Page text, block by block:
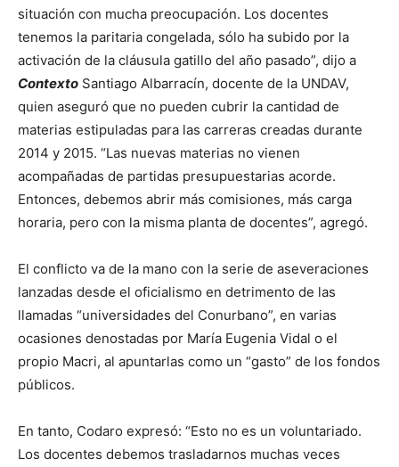
situación con mucha preocupación. Los docentes
tenemos la paritaria congelada, sólo ha subido por la
activación de la cláusula gatillo del año pasado”, dijo a
Contexto Santiago Albarracín, docente de la UNDAV,
quien aseguró que no pueden cubrir la cantidad de
materias estipuladas para las carreras creadas durante
2014 y 2015. “Las nuevas materias no vienen
acompañadas de partidas presupuestarias acorde.
Entonces, debemos abrir más comisiones, más carga
horaria, pero con la misma planta de docentes”, agregó.
El conflicto va de la mano con la serie de aseveraciones
lanzadas desde el oficialismo en detrimento de las
llamadas “universidades del Conurbano”, en varias
ocasiones denostadas por María Eugenia Vidal o el
propio Macri, al apuntarlas como un “gasto” de los fondos
públicos.
En tanto, Codaro expresó: “Esto no es un voluntariado.
Los docentes debemos trasladarnos muchas veces